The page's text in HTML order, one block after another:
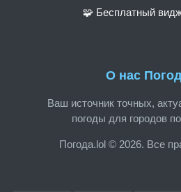
О нас
Ваш источник точных,
погоды для городов
Погода.lol © 2026. Все
🧩 Бесплатный